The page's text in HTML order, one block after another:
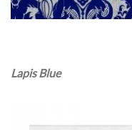
Lapis Blue